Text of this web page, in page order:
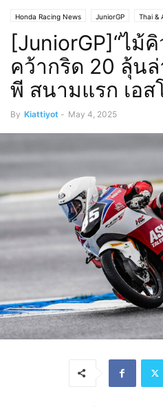
Honda Racing News JuniorGP Thai &
[JuniorGP]“ไม้
คว้ากริด 20 ลุ้น
พี สนามแรก เอส
By Kiattiyot - May 4, 2025